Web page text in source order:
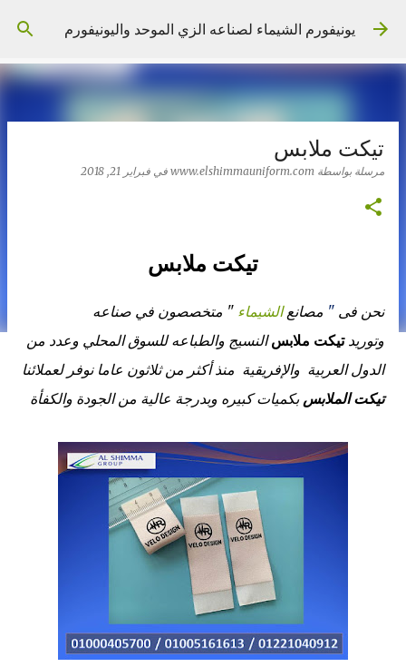
التخطي إلى المحتوى الرئيسي
يونيفورم الشيماء لصناعه الزي الموحد واليونيفورم
تيكت ملابس
مرسلة بواسطة www.elshimmauniform.com في فبراير 21, 2018
تيكت ملابس
نحن فى " مصانعالشيماء " متخصصون في صناعه
وتوريدتيكت ملابسالنسيج والطباعه للسوق المحلي وعدد من
الدول العربية والإفريقية منذ أكثر من ثلاثون عاما نوفر لعملائنا
تيكت الملابس بكميات كبيره وبدرجة عالية من الجودة والكفأة